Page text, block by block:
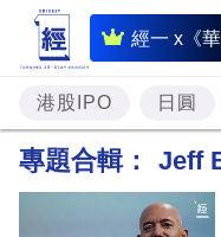
經一 x《
即
時
財
經
題
港股IPO 日圓
專題合輯： Jeff